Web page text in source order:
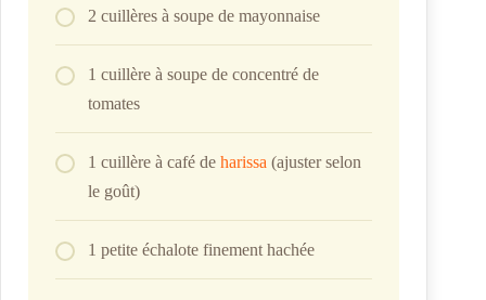
2 cuillères à soupe de mayonnaise
1 cuillère à soupe de concentré de
tomates
1 cuillère à café de harissa (ajuster selon
le goût)
1 petite échalote finement hachée